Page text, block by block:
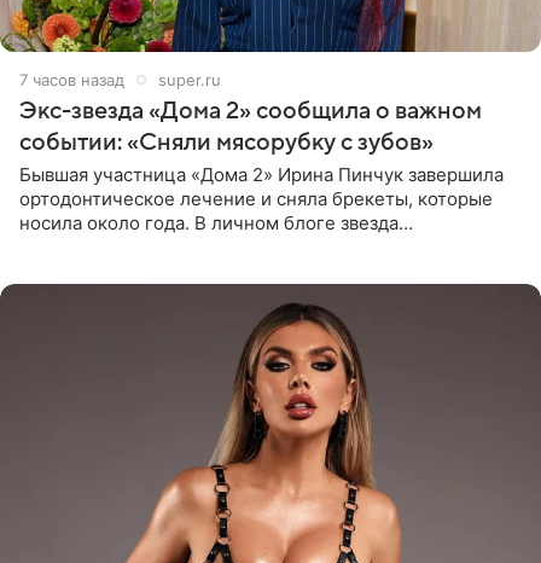
7 часов назад super.ru
Экс-звезда «Дома 2» сообщила о важном
событии: «Сняли мясорубку с зубов»
Бывшая участница «Дома 2» Ирина Пинчук завершила
ортодонтическое лечение и сняла брекеты, которые
носила около года. В личном блоге звезда